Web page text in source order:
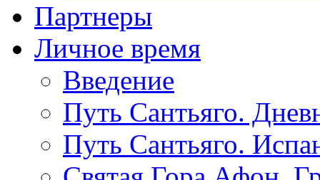
Партнеры
Личное время
Введение
Путь Сантьяго.
Путь Сантьяго.